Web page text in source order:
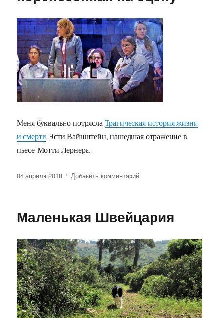
Меня буквально потряслаТрагическая история жизни
и смерти Эсти Вайнштейн, нашедшая отражение в
пьесе Мотти Лернера.
Опубликовано
04 апреля 2018 Добавить комментарийк
перенесенная
на
сцену
Маленькая Швейцария